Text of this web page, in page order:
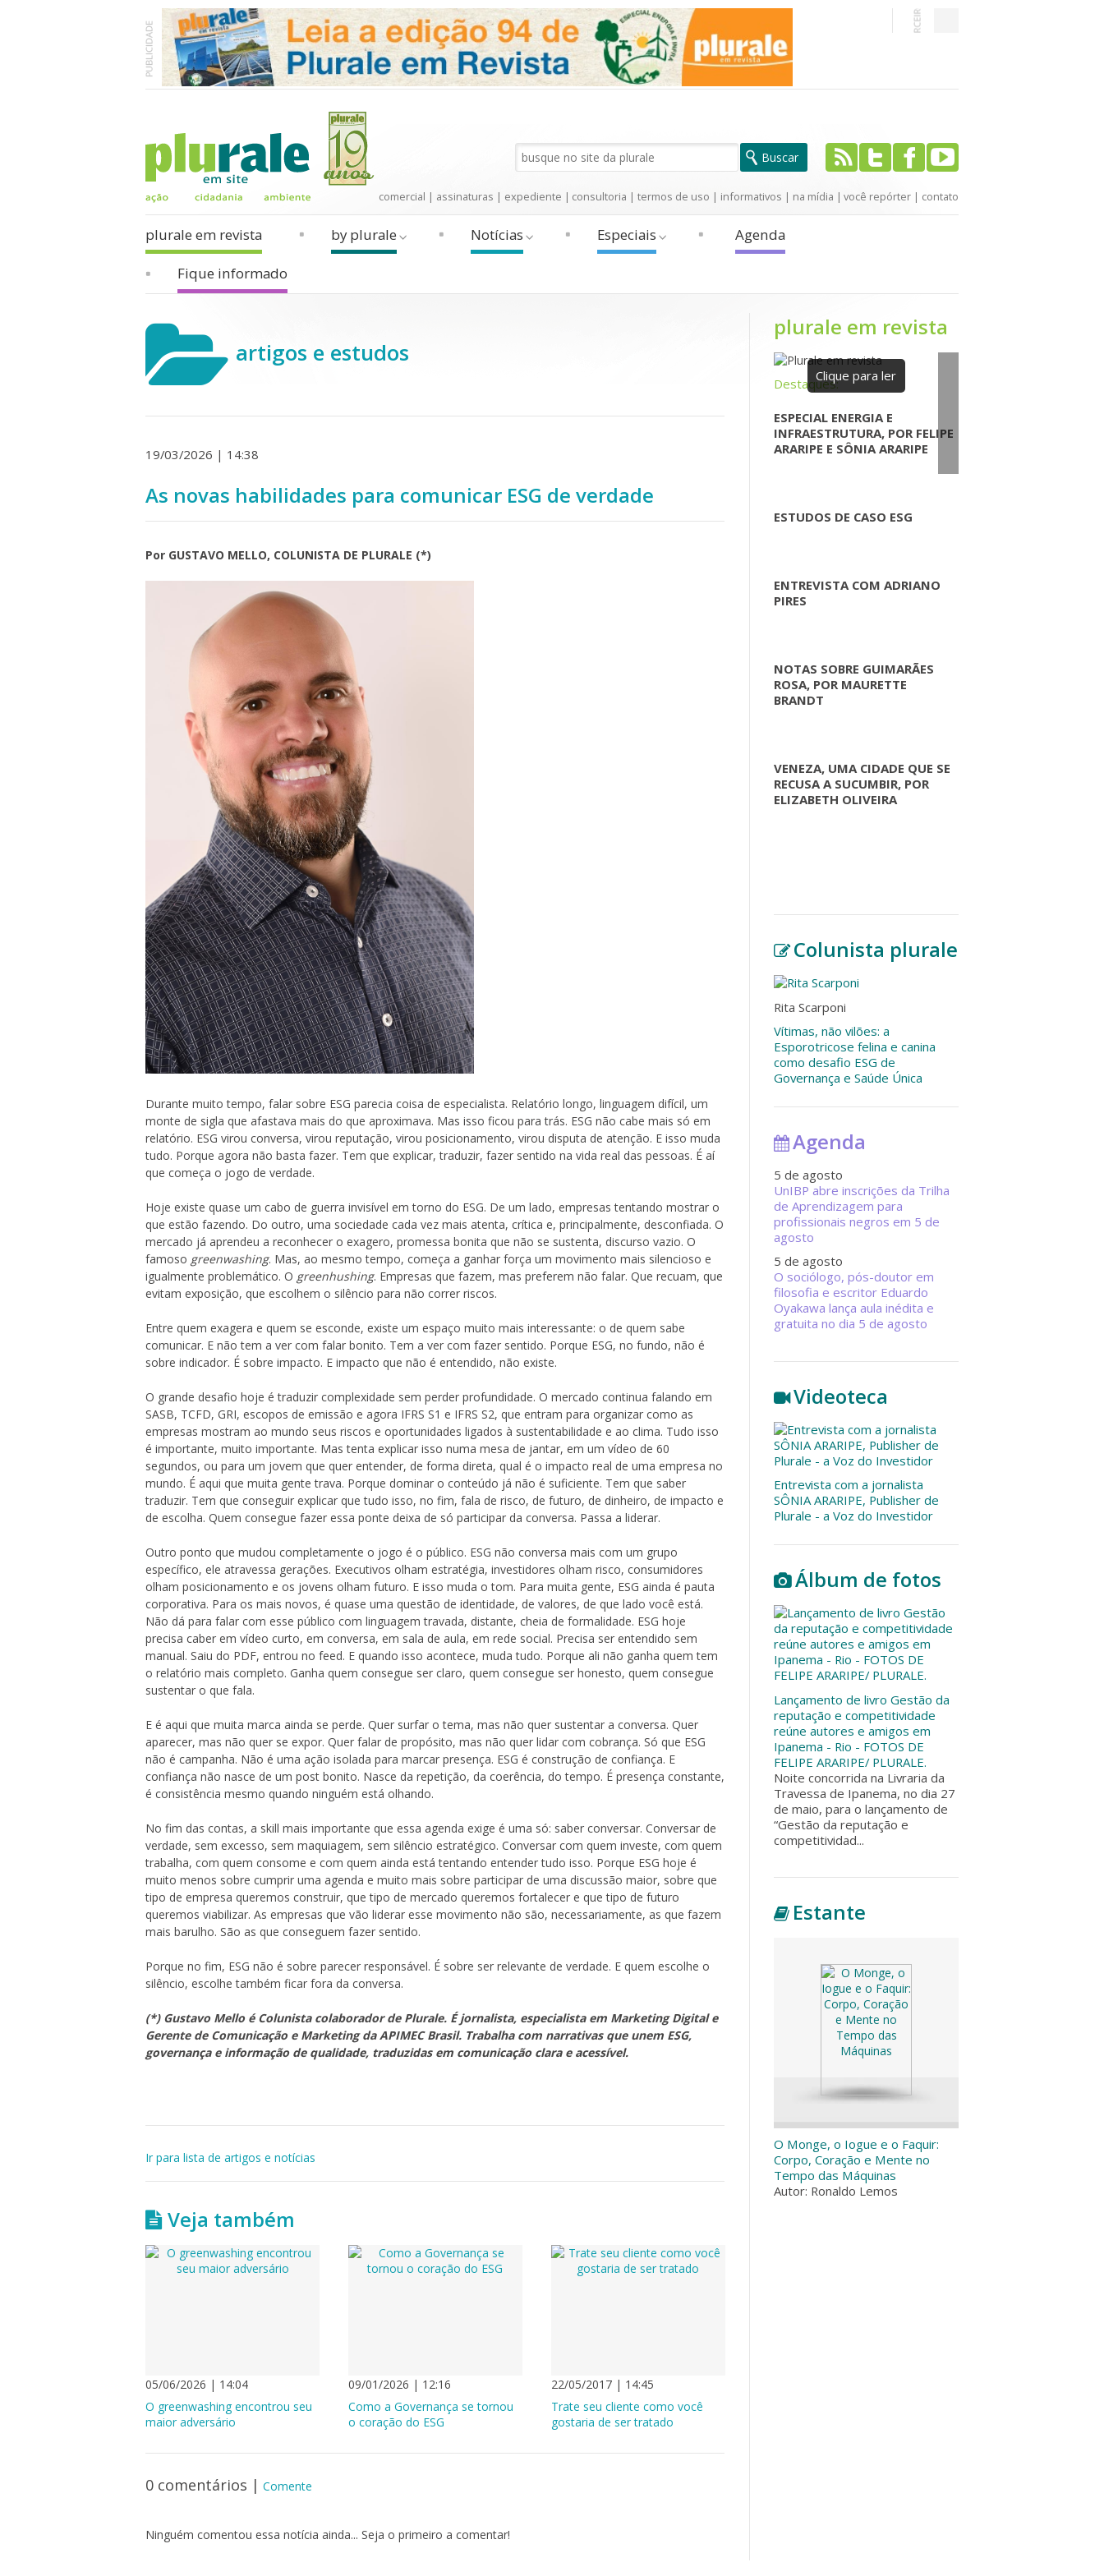
comercial | assinaturas | expediente | consultoria | termos de uso | informativos | na mídia | você repórter | contato
plurale em revista by plurale Notícias Especiais Agenda
Fique informado
artigos e estudos
19/03/2026 | 14:38
As novas habilidades para comunicar ESG de verdade
Por GUSTAVO MELLO, COLUNISTA DE PLURALE (*)
Durante muito tempo, falar sobre ESG parecia coisa de especialista. Relatório longo, linguagem difícil, um
monte de sigla que afastava mais do que aproximava. Mas isso ficou para trás. ESG não cabe mais só em
relatório. ESG virou conversa, virou reputação, virou posicionamento, virou disputa de atenção. E isso muda
tudo. Porque agora não basta fazer. Tem que explicar, traduzir, fazer sentido na vida real das pessoas. É aí
que começa o jogo de verdade.
Hoje existe quase um cabo de guerra invisível em torno do ESG. De um lado, empresas tentando mostrar o
que estão fazendo. Do outro, uma sociedade cada vez mais atenta, crítica e, principalmente, desconfiada. O
mercado já aprendeu a reconhecer o exagero, promessa bonita que não se sustenta, discurso vazio. O
famoso greenwashing. Mas, ao mesmo tempo, começa a ganhar força um movimento mais silencioso e
igualmente problemático. O greenhushing. Empresas que fazem, mas preferem não falar. Que recuam, que
evitam exposição, que escolhem o silêncio para não correr riscos.
Entre quem exagera e quem se esconde, existe um espaço muito mais interessante: o de quem sabe
comunicar. E não tem a ver com falar bonito. Tem a ver com fazer sentido. Porque ESG, no fundo, não é
sobre indicador. É sobre impacto. E impacto que não é entendido, não existe.
O grande desafio hoje é traduzir complexidade sem perder profundidade. O mercado continua falando em
SASB, TCFD, GRI, escopos de emissão e agora IFRS S1 e IFRS S2, que entram para organizar como as
empresas mostram ao mundo seus riscos e oportunidades ligados à sustentabilidade e ao clima. Tudo isso
é importante, muito importante. Mas tenta explicar isso numa mesa de jantar, em um vídeo de 60
segundos, ou para um jovem que quer entender, de forma direta, qual é o impacto real de uma empresa no
mundo. É aqui que muita gente trava. Porque dominar o conteúdo já não é suficiente. Tem que saber
traduzir. Tem que conseguir explicar que tudo isso, no fim, fala de risco, de futuro, de dinheiro, de impacto e
de escolha. Quem consegue fazer essa ponte deixa de só participar da conversa. Passa a liderar.
Outro ponto que mudou completamente o jogo é o público. ESG não conversa mais com um grupo
específico, ele atravessa gerações. Executivos olham estratégia, investidores olham risco, consumidores
olham posicionamento e os jovens olham futuro. E isso muda o tom. Para muita gente, ESG ainda é pauta
corporativa. Para os mais novos, é quase uma questão de identidade, de valores, de que lado você está.
Não dá para falar com esse público com linguagem travada, distante, cheia de formalidade. ESG hoje
precisa caber em vídeo curto, em conversa, em sala de aula, em rede social. Precisa ser entendido sem
manual. Saiu do PDF, entrou no feed. E quando isso acontece, muda tudo. Porque ali não ganha quem tem
o relatório mais completo. Ganha quem consegue ser claro, quem consegue ser honesto, quem consegue
sustentar o que fala.
E é aqui que muita marca ainda se perde. Quer surfar o tema, mas não quer sustentar a conversa. Quer
aparecer, mas não quer se expor. Quer falar de propósito, mas não quer lidar com cobrança. Só que ESG
não é campanha. Não é uma ação isolada para marcar presença. ESG é construção de confiança. E
confiança não nasce de um post bonito. Nasce da repetição, da coerência, do tempo. É presença constante,
é consistência mesmo quando ninguém está olhando.
No fim das contas, a skill mais importante que essa agenda exige é uma só: saber conversar. Conversar de
verdade, sem excesso, sem maquiagem, sem silêncio estratégico. Conversar com quem investe, com quem
trabalha, com quem consome e com quem ainda está tentando entender tudo isso. Porque ESG hoje é
muito menos sobre cumprir uma agenda e muito mais sobre participar de uma discussão maior, sobre que
tipo de empresa queremos construir, que tipo de mercado queremos fortalecer e que tipo de futuro
queremos viabilizar. As empresas que vão liderar esse movimento não são, necessariamente, as que fazem
mais barulho. São as que conseguem fazer sentido.
Porque no fim, ESG não é sobre parecer responsável. É sobre ser relevante de verdade. E quem escolhe o
silêncio, escolhe também ficar fora da conversa.
(*) Gustavo Mello é Colunista colaborador de Plurale. É jornalista, especialista em Marketing Digital e
Gerente de Comunicação e Marketing da APIMEC Brasil. Trabalha com narrativas que unem ESG,
governança e informação de qualidade, traduzidas em comunicação clara e acessível.
Ir para lista de artigos e notícias
Veja também
05/06/2026 | 14:04
O greenwashing encontrou seu
maior adversário
09/01/2026 | 12:16
Como a Governança se tornou
o coração do ESG
22/05/2017 | 14:45
Trate seu cliente como você
gostaria de ser tratado
0 comentários | Comente
Ninguém comentou essa notícia ainda... Seja o primeiro a comentar!
plurale em revista
Clique para ler
Destaques:
ESPECIAL ENERGIA E
INFRAESTRUTURA, POR FELIPE
ARARIPE E SÔNIA ARARIPE
ESTUDOS DE CASO ESG
ENTREVISTA COM ADRIANO
PIRES
NOTAS SOBRE GUIMARÃES
ROSA, POR MAURETTE
BRANDT
VENEZA, UMA CIDADE QUE SE
RECUSA A SUCUMBIR, POR
ELIZABETH OLIVEIRA
Colunista plurale
Rita Scarponi
Vítimas, não vilões: a
Esporotricose felina e canina
como desafio ESG de
Governança e Saúde Única
Agenda
5 de agosto
UnIBP abre inscrições da Trilha
de Aprendizagem para
profissionais negros em 5 de
agosto
5 de agosto
O sociólogo, pós-doutor em
filosofia e escritor Eduardo
Oyakawa lança aula inédita e
gratuita no dia 5 de agosto
Videoteca
Entrevista com a jornalista
SÔNIA ARARIPE, Publisher de
Plurale - a Voz do Investidor
Álbum de fotos
Lançamento de livro Gestão da
reputação e competitividade
reúne autores e amigos em
Ipanema - Rio - FOTOS DE
FELIPE ARARIPE/ PLURALE.
Noite concorrida na Livraria da
Travessa de Ipanema, no dia 27
de maio, para o lançamento de
“Gestão da reputação e
competitividad...
Estante
O Monge, o Iogue e o Faquir:
Corpo, Coração e Mente no
Tempo das Máquinas
Autor: Ronaldo Lemos